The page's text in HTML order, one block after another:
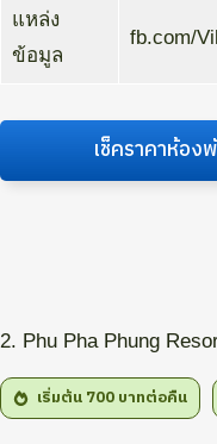
แหล่ง
ข้อมูล
fb.com/
เช็คราคาห้อ
2. Phu Pha Phung
เริ่มต้น 700บาทต่อคืน